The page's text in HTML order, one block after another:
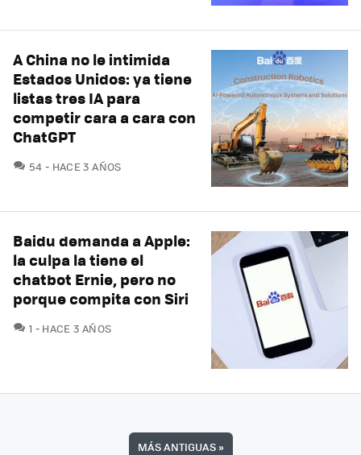
A China no le intimida
Estados Unidos: ya tiene
listas tres IA para
competir cara a cara con
ChatGPT
54 COMENTARIOS
HACE 3 AÑOS
Baidu demanda a Apple:
la culpa la tiene el
chatbot Ernie, pero no
porque compita con Siri
1 COMENTARIOS
HACE 3 AÑOS
MÁS ANTIGUAS»